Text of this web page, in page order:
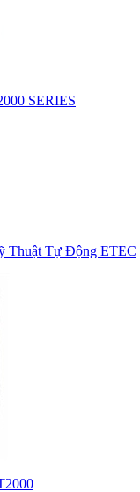
SERIES
Thuật Tự Động ETEC